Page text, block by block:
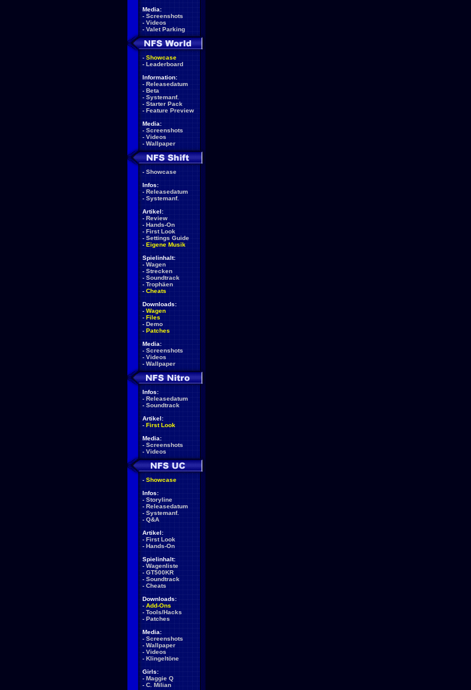
Media:
- Screenshots
- Videos
- Valet Parking
- Showcase
- Leaderboard
Information:
- Releasedatum
- Beta
- Systemanf.
- Starter Pack
- Feature Preview
Media:
- Screenshots
- Videos
- Wallpaper
- Showcase
Infos:
- Releasedatum
- Systemanf.
Artikel:
- Review
- Hands-On
- First Look
- Settings Guide
- Eigene Musik
Spielinhalt:
- Wagen
- Strecken
- Soundtrack
- Trophäen
- Cheats
Downloads:
- Wagen
- Files
- Demo
- Patches
Media:
- Screenshots
- Videos
- Wallpaper
Infos:
- Releasedatum
- Soundtrack
Artikel:
- First Look
Media:
- Screenshots
- Videos
- Showcase
Infos:
- Storyline
- Releasedatum
- Systemanf.
- Q&A
Artikel:
- First Look
- Hands-On
Spielinhalt:
- Wagenliste
- GT500KR
- Soundtrack
- Cheats
Downloads:
- Add-Ons
- Tools/Hacks
- Patches
Media:
- Screenshots
- Wallpaper
- Videos
- Klingeltöne
Girls:
- Maggie Q
- C. Milian